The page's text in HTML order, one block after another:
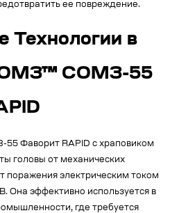
ее повреждение.
Технологии в
СОМЗ-55
Фаворит RAPID с храповиком
головы от механических
поражения электрическим током
Она эффективно используется в
где требуется